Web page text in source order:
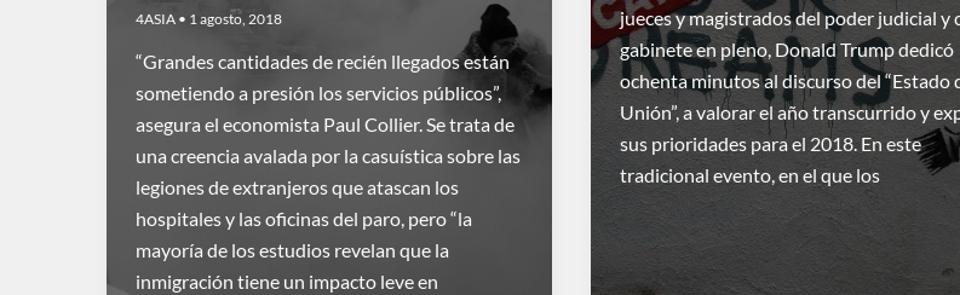
4ASIA • 1 agosto, 2018
“Grandes cantidades de recién llegados están
sometiendo a presión los servicios públicos”,
asegura el economista Paul Collier. Se trata de
una creencia avalada por la casuística sobre las
legiones de extranjeros que atascan los
hospitales y las oficinas del paro, pero “la
mayoría de los estudios revelan que la
inmigración tiene un impacto leve en
jueces y magistrados del poder judicial y
gabinete en pleno, Donald Trump dedicó
ochenta minutos al discurso del “Estado
Unión”, a valorar el año transcurrido y
sus prioridades para el 2018. En este
tradicional evento, en el que los